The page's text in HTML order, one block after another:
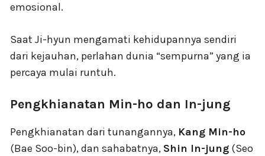
emosional.
Saat Ji-hyun mengamati kehidupannya sendiri
dari kejauhan, perlahan dunia “sempurna” yang ia
percaya mulai runtuh.
Pengkhianatan Min-ho dan In-jung
Pengkhianatan dari tunangannya, Kang Min-ho
(Bae Soo-bin), dan sahabatnya, Shin In-jung (Seo